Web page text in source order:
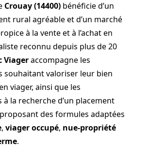
Crouay (14400) bénéficie d’un
rural agréable et d’un marché
à la vente et à l’achat en
reconnu depuis plus de 20
Viageraccompagne les
souhaitant valoriser leur bien
viager, ainsi que les
à la recherche d’un placement
des formules adaptées
, viager occupé, nue-propriété
.